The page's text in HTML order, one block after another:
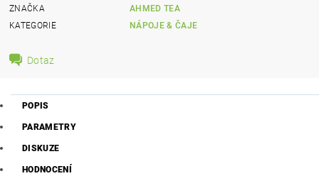
ZNAČKA
AHMED TEA
KATEGORIE
NÁPOJE & ČAJE
Dotaz
POPIS
PARAMETRY
DISKUZE
HODNOCENÍ